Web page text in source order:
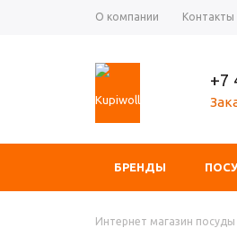
О компании Контакты
+7
БРЕНДЫ
Интернет магазин посуды